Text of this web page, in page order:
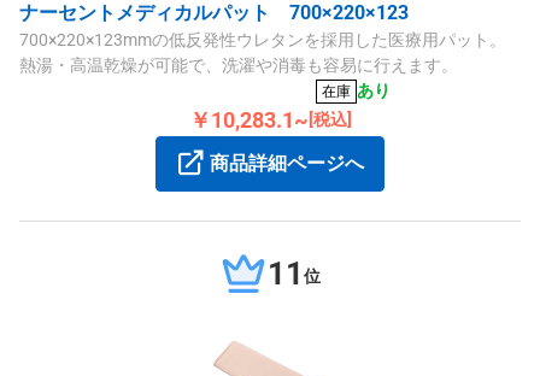
ナーセントメディカルパット 700×220×123
700×220×123mmの低反発性ウレタンを採用した医療用パット。
熱湯・高温乾燥が可能で、洗濯や消毒も容易に行えます。
在庫 あり
￥10,283.1~ [税込]
商品詳細ページへ
11 位